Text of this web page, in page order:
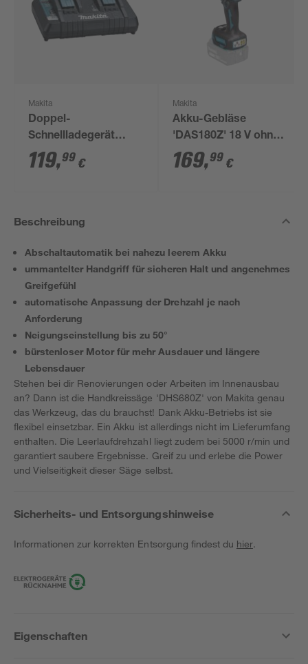
Makita
Doppel-
Schnellladegerät
'DC18RD' 14,4/18 V
119,99 €
Makita
Akku-Gebläse
'DAS180Z' 18 V ohne
Akku und Ladegerät
169,99 €
Beschreibung
Abschaltautomatik bei nahezu leerem Akku
ummantelter Handgriff für sicheren Halt und angenehmes
Greifgefühl
automatische Anpassung der Drehzahl je nach
Anforderung
Neigungseinstellung bis zu 50°
bürstenloser Motor für mehr Ausdauer und längere
Lebensdauer
Stehen bei dir Renovierungen oder Arbeiten im Innenausbau
an? Dann ist die Handkreissäge 'DHS680Z' von Makita genau
das Werkzeug, das du brauchst! Dank Akku-Betriebs ist sie
flexibel einsetzbar. Ein Akku ist allerdings nicht im Lieferumfang
enthalten. Die Leerlaufdrehzahl liegt zudem bei 5000 r/min und
garantiert saubere Ergebnisse. Greif zu und erlebe die Power
und Vielseitigkeit dieser Säge selbst.
Sicherheits- und Entsorgungshinweise
Informationen zur korrekten Entsorgung findest du hier.
Eigenschaften